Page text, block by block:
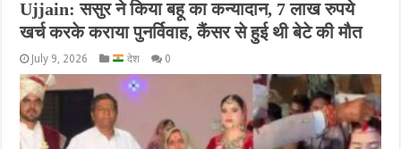
Ujjain: ससुर ने किया बहू का कन्‍यादान, 7 लाख रुपये
खर्च करके कराया पुनर्विवाह, कैंसर से हुई थी बेटे की मौत
July 9, 2026 देश 0